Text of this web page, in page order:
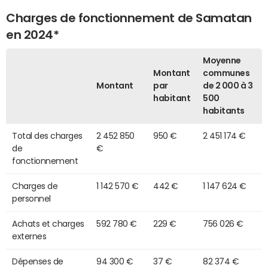
Charges de fonctionnement de Samatan
en 2024*
Montant
Montant
par
habitant
Moyenne
communes
de 2 000 à 3
500
habitants
Total des charges
de
fonctionnement
2 452 850
€
950 € 2 451 174 €
Charges de
personnel
1 142 570 € 442 € 1 147 624 €
Achats et charges
externes
592 780 € 229 € 756 026 €
Dépenses de 94 300 € 37 € 82 374 €